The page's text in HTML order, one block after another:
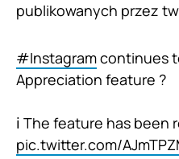
publikowanych przez
#Instagramcontinues
Appreciation feature ?
ℹ️ The feature has been
pic.twitter.com/